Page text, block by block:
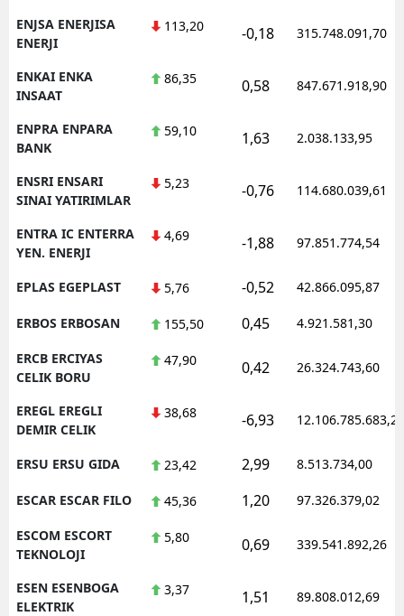
ENJSA ENERJISA
ENERJI
113,20 -0,18 315.748.091,70
ENKAI ENKA
INSAAT
86,35 0,58 847.671.918,90
ENPRA ENPARA
BANK
59,10 1,63 2.038.133,95
ENSRI ENSARI
SINAI YATIRIMLAR
5,23 -0,76 114.680.039,61
ENTRA IC ENTERRA
YEN. ENERJI
4,69 -1,88 97.851.774,54
EPLAS EGEPLAST 5,76 -0,52 42.866.095,87
ERBOS ERBOSAN 155,50 0,45 4.921.581,30
ERCB ERCIYAS
CELIK BORU
47,90 0,42 26.324.743,60
EREGL EREGLI
DEMIR CELIK
38,68 -6,93 12.106.785.683,20
ERSU ERSU GIDA 23,42 2,99 8.513.734,00
ESCAR ESCAR FILO 45,36 1,20 97.326.379,02
ESCOM ESCORT
TEKNOLOJI
5,80 0,69 339.541.892,26
ESEN ESENBOGA
ELEKTRIK
3,37 1,51 89.808.012,69